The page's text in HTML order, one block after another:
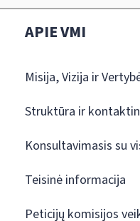
APIE VMI
Misija, Vizija ir
Struktūra ir
Konsultavimasis su
Teisinė informacija
Peticijų komisijos